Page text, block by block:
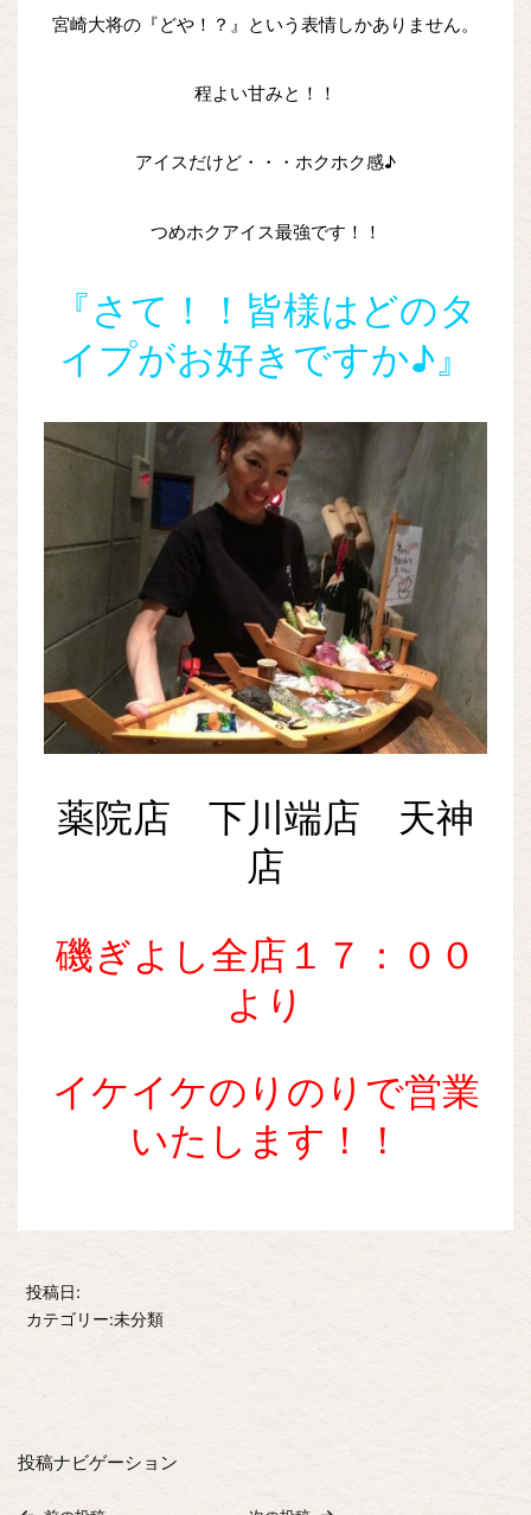
宮崎大将の『どや！？』という表情しかありません。
程よい甘みと！！
アイスだけど・・・ホクホク感♪
つめホクアイス最強です！！
『さて！！皆様はどのタ
イプがお好きですか♪』
薬院店 下川端店 天神
店
磯ぎよし全店１７：００
より
イケイケのりのりで営業
いたします！！
投稿日:
カテゴリー:未分類
投稿ナビゲーション